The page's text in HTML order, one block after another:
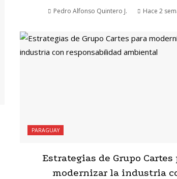
Pedro Alfonso Quintero J. Hace 2
PARAGUAY
Estrategias de Grupo Cartes
modernizar la industria